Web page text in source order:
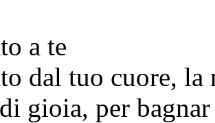
a te
dal tuo cuore,
gioia, per